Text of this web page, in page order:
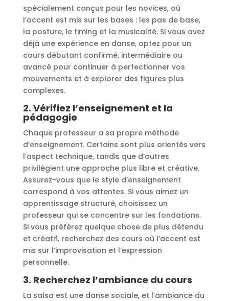
spécialement conçus pour les novices, où
l’accent est mis sur les bases : les pas de base,
la posture, le timing et la musicalité. Si vous avez
déjà une expérience en danse, optez pour un
cours débutant confirmé, intermédiaire ou
avancé pour continuer à perfectionner vos
mouvements et à explorer des figures plus
complexes.
2. Vérifiez l’enseignement et la
pédagogie
Chaque professeur a sa propre méthode
d’enseignement. Certains sont plus orientés vers
l’aspect technique, tandis que d’autres
privilégient une approche plus libre et créative.
Assurez-vous que le style d’enseignement
correspond à vos attentes. Si vous aimez un
apprentissage structuré, choisissez un
professeur qui se concentre sur les fondations.
Si vous préférez quelque chose de plus détendu
et créatif, recherchez des cours où l’accent est
mis sur l’improvisation et l’expression
personnelle.
3. Recherchez l’ambiance du cours
La salsa est une danse sociale, et l’ambiance du